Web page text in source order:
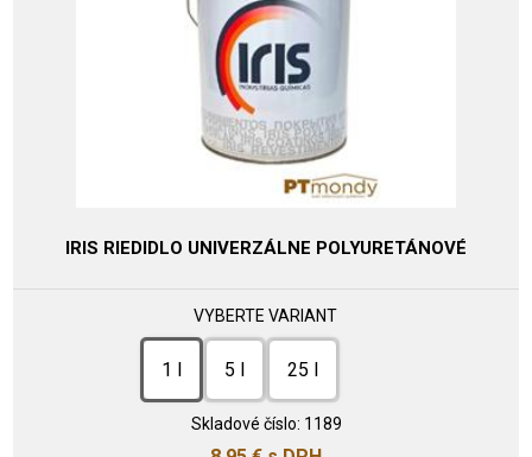
IRIS RIEDIDLO UNIVERZÁLNE POLYURETÁNOVÉ
VYBERTE VARIANT
1 l 5 l 25 l
Skladové číslo: 1189